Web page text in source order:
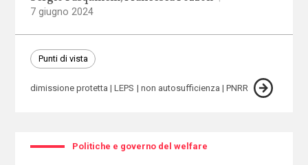
7 giugno 2024
Punti di vista
dimissione protetta LEPS non autosufficienza PNRR
Politiche e governo del welfare